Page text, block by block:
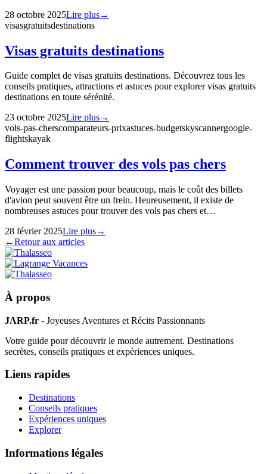
28 octobre 2025Lire plus→
visasgratuitsdestinations
Visas gratuits destinations
Guide complet de visas gratuits destinations. Découvrez tous les
conseils pratiques, attractions et astuces pour explorer visas gratuits
destinations en toute sérénité.
23 octobre 2025Lire plus→
vols-pas-cherscomparateurs-prixastuces-budgetskyscannergoogle-
flightskayak
Comment trouver des vols pas chers
Voyager est une passion pour beaucoup, mais le coût des billets
d'avion peut souvent être un frein. Heureusement, il existe de
nombreuses astuces pour trouver des vols pas chers et…
28 février 2025Lire plus→
←Retour aux articles
À propos
JARP.fr - Joyeuses Aventures et Récits Passionnants
Votre guide pour découvrir le monde autrement. Destinations
secrètes, conseils pratiques et expériences uniques.
Liens rapides
Destinations
Conseils pratiques
Expériences uniques
Explorer
Informations légales